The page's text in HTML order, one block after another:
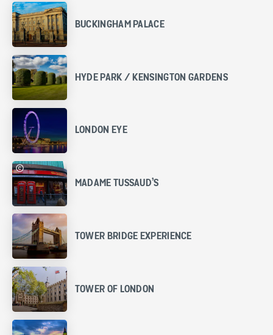
BUCKINGHAM PALACE
HYDE PARK / KENSINGTON GARDENS
LONDON EYE
MADAME TUSSAUD’S
TOWER BRIDGE EXPERIENCE
TOWER OF LONDON